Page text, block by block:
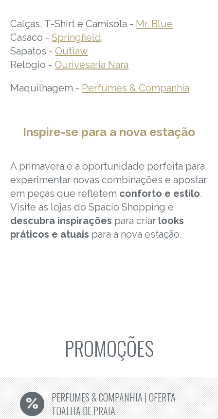
Calças, T-Shirt e Camisola - Mr. Blue
Casaco -Springfield
Sapatos -Outlaw
Relogio -Ourivesaria Nara
Maquilhagem - Perfumes & Companhia
Inspire-se para a nova estação
A primavera é a oportunidade perfeita para
experimentar novas combinações e apostar
em peças que refletem conforto e estilo.
Visite as lojas do Spacio Shopping e
descubra inspirações para criar looks
práticos e atuais para a nova estação.
PROMOÇÕES
PERFUMES & COMPANHIA | OFERTA
TOALHA DE PRAIA